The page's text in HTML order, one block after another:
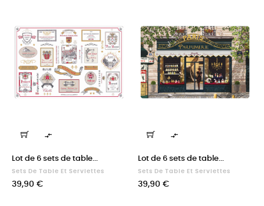

Lot de 6 sets de table...
Sets De Table Et Serviettes
Prix
39,90 €

Lot de 6 sets de table...
Sets De Table Et Serviettes
Prix
39,90 €